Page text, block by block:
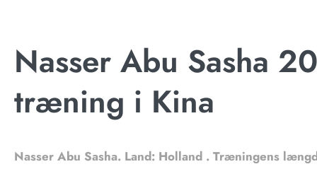
Nasser Abu Sasha
træning i Kina
Nasser Abu Sasha. Land: Holland . Træningens